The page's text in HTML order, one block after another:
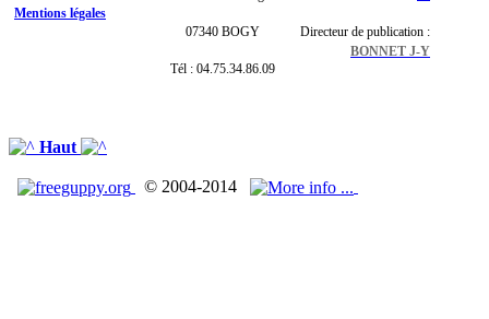
Mentions légales
07340 BOGY
Tél : 04.75.34.86.09
Directeur de publication :
BONNET J-Y
Haut
© 2004-2014